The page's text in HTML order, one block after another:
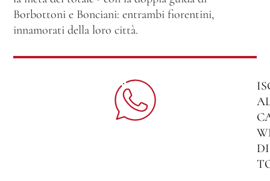
Borbottoni e Bonciani: entrambi fiorentini,
innamorati della loro città.
DI